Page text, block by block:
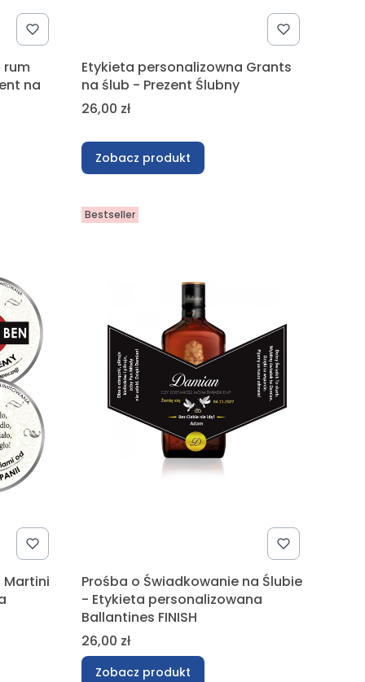
rum
na
Etykieta personalizowna Grants
na ślub - Prezent Ślubny
Cena
26,00 zł
Zobacz produkt
Martini
Bestseller
Prośba o Świadkowanie na Ślubie
- Etykieta personalizowana
Ballantines FINISH
Cena
26,00 zł
Zobacz produkt